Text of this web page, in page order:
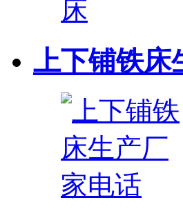
上下铺铁床